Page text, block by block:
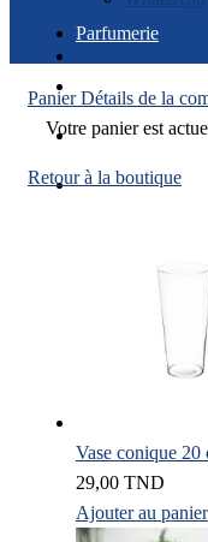
Parfumerie
PanierDétails de la
Votre panier est
Retour à la boutique
Vase conique 20
29,00 TND
Ajouter au panier